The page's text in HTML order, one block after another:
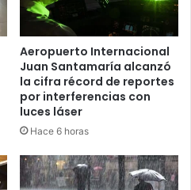
Aeropuerto Internacional
Juan Santamaría alcanzó
la cifra récord de reportes
por interferencias con
luces láser
Hace 6 horas